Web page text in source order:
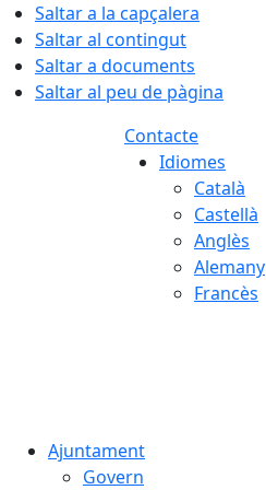
Saltar a la capçalera
Saltar al contingut
Saltar a documents
Saltar al peu de pàgina
Contacte
Idiomes
Català
Castellà
Anglès
Alemany
Francès
Ajuntament
Govern